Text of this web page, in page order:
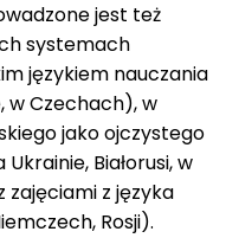
jest też
systemach
językiem nauczania
w Czechach), w
jako ojczystego
Białorusi, w
zajęciami z języka
Rosji).